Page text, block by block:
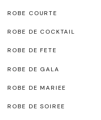
ROBE COURTE
ROBE DE COCKTAIL
ROBE DE FETE
ROBE DE GALA
ROBE DE MARIEE
ROBE DE SOIREE